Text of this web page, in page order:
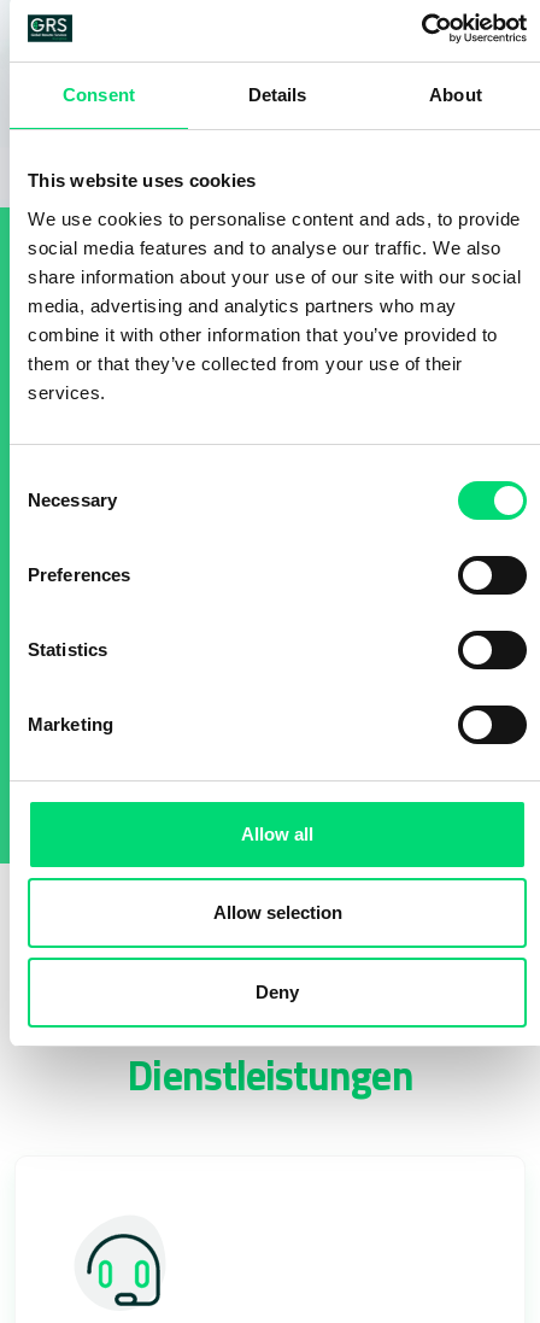
Consent Details About
This website uses cookies
We use cookies to personalise content and ads, to provide
social media features and to analyse our traffic. We also
share information about your use of our site with our social
media, advertising and analytics partners who may
combine it with other information that you’ve provided to
them or that they’ve collected from your use of their
services.
Selection
Necessary
Preferences
Statistics
Marketing
Allow all
Allow selection
Deny
SUCCESS STORIES
Medienbeobachtung und -
analyse: Mode, Schönheit,
Design und Lebensstil
Verwandte CX-
Dienstleistungen